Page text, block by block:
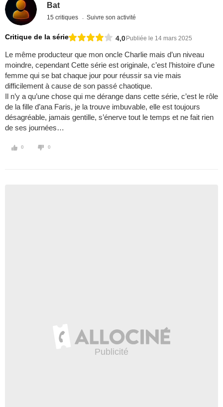
Bat
15 critiques Suivre son activité
Critique de la série 4,0Publiée le 14 mars 2025
Le même producteur que mon oncle Charlie mais d’un niveau
moindre, cependant Cette série est originale, c’est l’histoire d’une
femme qui se bat chaque jour pour réussir sa vie mais
difficilement à cause de son passé chaotique.
Il n’y a qu’une chose qui me dérange dans cette série, c’est le rôle
de la fille d’ana Faris, je la trouve imbuvable, elle est toujours
désagréable, jamais gentille, s’énerve tout le temps et ne fait rien
de ses journées…
0 0